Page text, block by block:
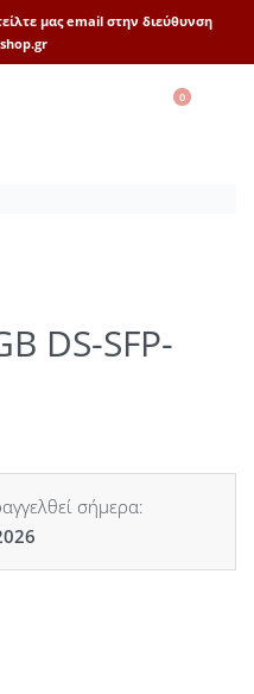
μας email στην διεύθυνση
0
DS-SFP-
σήμερα: